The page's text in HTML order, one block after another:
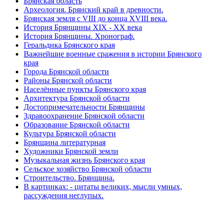
Археология. Брянский край в древности.
Брянская земля с VIII до конца XVIII века.
История Брянщины XIX - XX века
История Брянщины. Хронограф.
Геральдика Брянского края
Важнейшие военные сражения в истории Брянского
края
Города Брянской области
Районы Брянской области
Населённые пункты Брянского края
Архитектура Брянской области
Достопримечательности Брянщины
Здравоохранение Брянской области
Образование Брянской области
Культура Брянской области
Брянщина литературная
Художники Брянской земли
Музыкальная жизнь Брянского края
Сельское хозяйство Брянской области
Строительство. Брянщина.
В картинках: - цитаты великих, мысли умных,
рассуждения неглупых.